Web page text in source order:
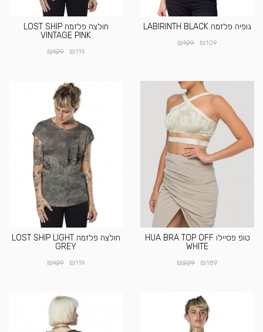
גופיה פלזמה LABIRINTH BLACK
₪109
₪129
חולצה פלזמה LOST SHIP
VINTAGE PINK
₪119
₪129
טופ פסיילו HUA BRA TOP OFF
WHITE
₪189
₪229
חולצה פלזמה LOST SHIP LIGHT
GREY
₪119
₪129